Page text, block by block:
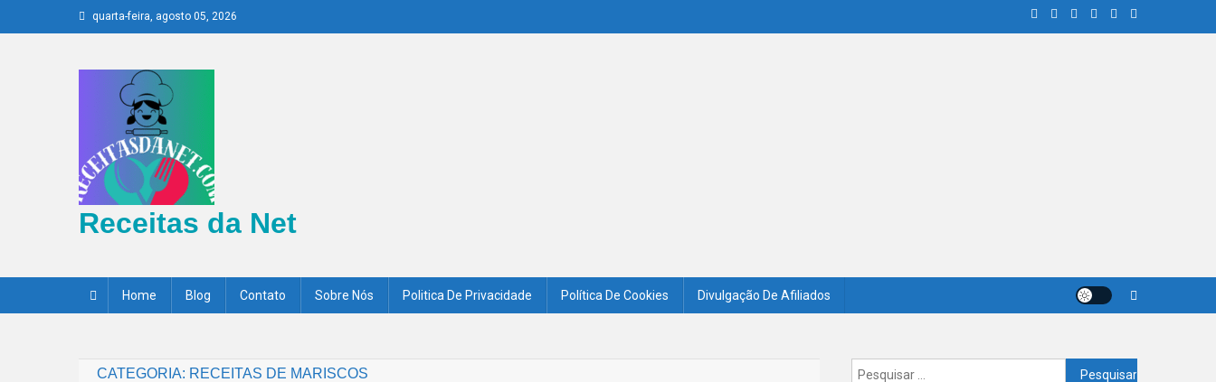
to
quarta-feira, agosto 05, 2026
Receitas da Net
Home Blog Contato Sobre Nós Politica De Privacidade Política De Cookies Divulgação De Afiliados
CATEGORIA: RECEITAS DE MARISCOS
Pesquisar